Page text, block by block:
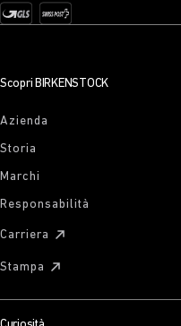
Scopri BIRKENSTOCK
Azienda
Storia
Marchi
Responsabilità
Carriera
Stampa